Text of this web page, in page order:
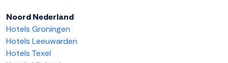
Noord Nederland
Hotels Groningen
Hotels Leeuwarden
Hotels Texel